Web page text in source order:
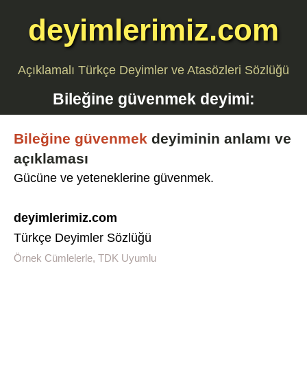
deyimlerimiz.com
Açıklamalı Türkçe Deyimler ve Atasözleri Sözlüğü
Bileğine güvenmekdeyimi:
Bileğine güvenmek deyiminin anlamı ve
açıklaması
Gücüne ve yeteneklerine güvenmek.
deyimlerimiz.com
Türkçe Deyimler Sözlüğü
Örnek Cümlelerle, TDK Uyumlu